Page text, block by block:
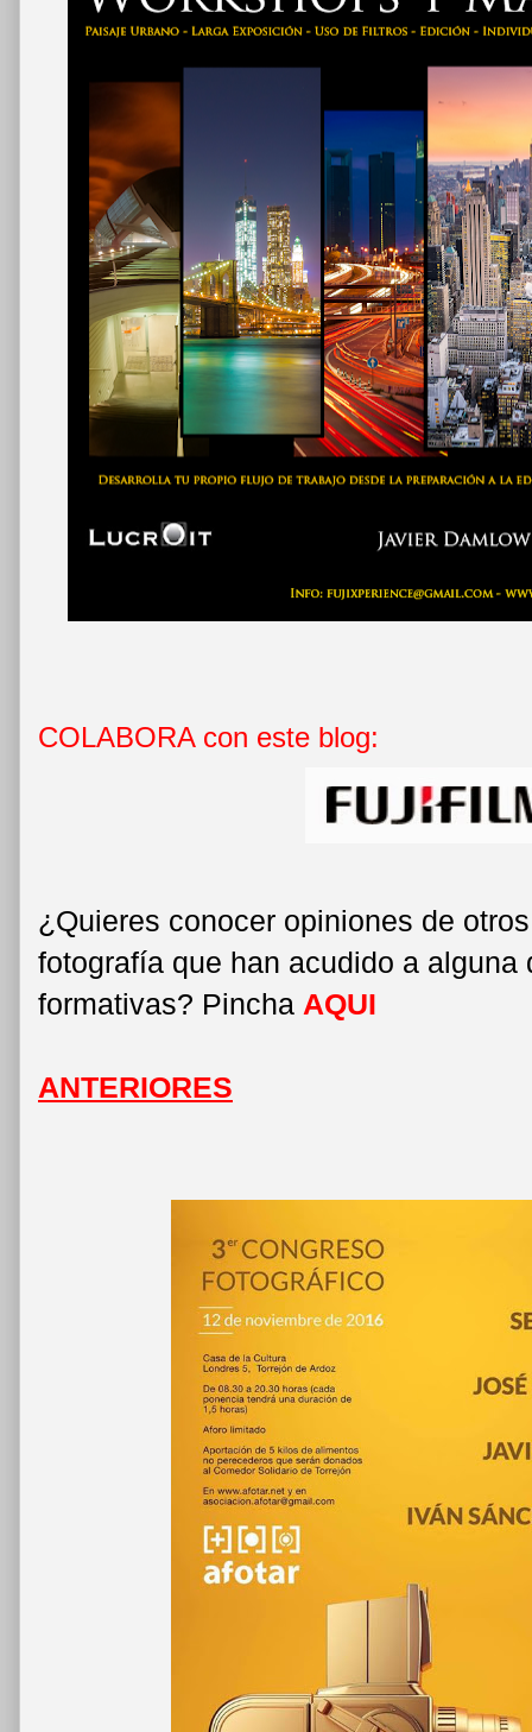
COLABORA con este blog:
¿Quieres conocer opiniones de
fotografía que han acudido a alguna
formativas? Pincha AQUI
ANTERIORES